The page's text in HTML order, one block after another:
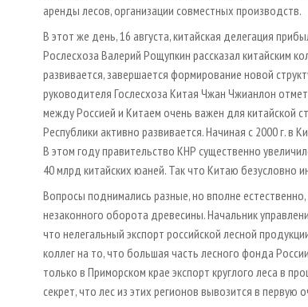
аренды лесов, организации совместных производств.
В этот же день, 16 августа, китайская делегация
Рослесхоза Валерий Рощупкин рассказал китайским
развивается, завершается формирование новой
руководителя Гослесхоза Китая Чжан Чжианлон
между Россией и Китаем очень важен для китайской
Республики активно развивается. Начиная с 2000 г. в
В этом году правительство КНР существенно
40 млрд китайских юаней. Так что Китаю безусловно
Вопросы поднимались разные, но вполне
незаконного оборота древесины. Начальник
что нелегальный экспорт российской лесной
коллег на то, что большая часть лесного фонда
только в Приморском крае экспорт круглого леса в
секрет, что лес из этих регионов вывозится в